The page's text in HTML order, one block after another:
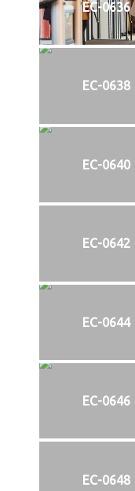
EC-0636
EC-0638
EC-0640
EC-0642
EC-0644
EC-0646
EC-0648